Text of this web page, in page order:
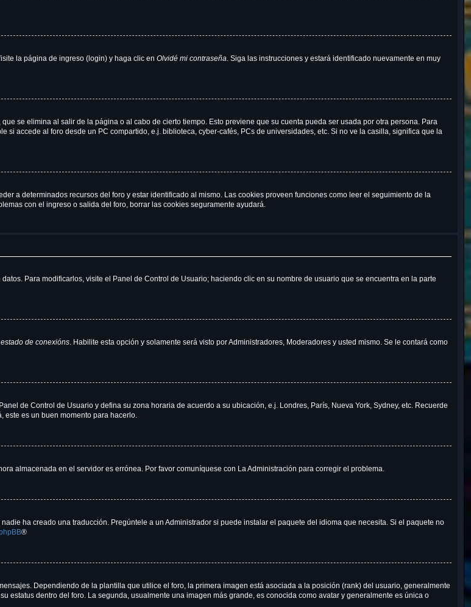
la página de ingreso (login) y haga clic en Olvidé mi contraseña. Siga las instrucciones y estará identificado nuevamente en muy
se elimina al salir de la página o al cabo de cierto tiempo. Esto previene que su cuenta pueda ser usada por otra persona. Para
accede al foro desde un PC compartido, e.j. biblioteca, cyber-cafés, PCs de universidades, etc. Si no ve la casilla, significa que la
a determinados recursos del foro y estar identificado al mismo. Las cookies proveen funciones como leer el seguimiento de la
con el ingreso o salida del foro, borrar las cookies seguramente ayudará.
Para modificarlos, visite el Panel de Control de Usuario; haciendo clic en su nombre de usuario que se encuentra en la parte
de conexións. Habilite esta opción y solamente será visto por Administradores, Moderadores y usted mismo. Se le contará como
de Control de Usuario y defina su zona horaria de acuerdo a su ubicación, e.j. Londres, París, Nueva York, Sydney, etc. Recuerde
este es un buen momento para hacerlo.
almacenada en el servidor es errónea. Por favor comuníquese con La Administración para corregir el problema.
ha creado una traducción. Pregúntele a un Administrador si puede instalar el paquete del idioma que necesita. Si el paquete no
®
Dependiendo de la plantilla que utilice el foro, la primera imagen está asociada a la posición (rank) del usuario, generalmente
estatus dentro del foro. La segunda, usualmente una imagen más grande, es conocida como avatar y generalmente es única o